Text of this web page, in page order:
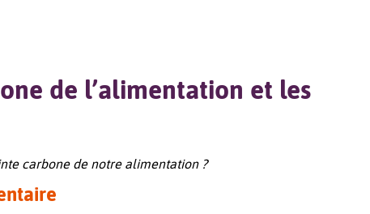
de l’alimentation et les
carbone de notre alimentation ?